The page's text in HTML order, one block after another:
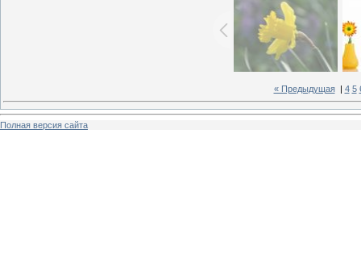
« Предыдущая| 4 5
Полная версия сайта